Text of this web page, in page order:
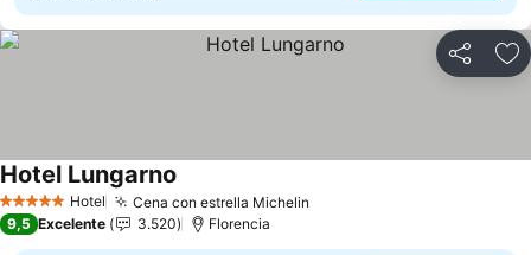
Compartir
5 Estrellas Hotel Cena con estrella Michelin
Hotel Lungarno
9,5 Excelente 3.520 Florencia